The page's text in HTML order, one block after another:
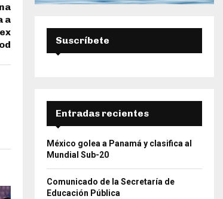
a
Suscríbete
Entradas recientes
México golea a Panamá y clasifica al
Mundial Sub-20
Comunicado de la Secretaría de
Educación Pública